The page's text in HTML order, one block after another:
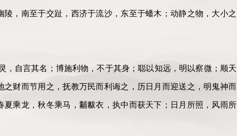
，南至于交趾，西济于流沙，东至于蟠木；动静之物，大小之
，自言其名；博施利物，不于其身；聪以知远，明以察微；顺天
财而节用之，抚教万民而利诲之，历日月而迎送之，明鬼神而
乘龙，秋冬乘马，黼黻衣，执中而获天下；日月所照，风雨所